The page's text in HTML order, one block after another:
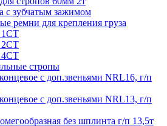
с зубчатым зажимом
ремни для крепления груза
1СТ
2СТ
4СТ
стропы
с доп.звеньями NRL16, г/п
с доп.звеньями NRL13, г/п
без шплинта г/п 13,5т